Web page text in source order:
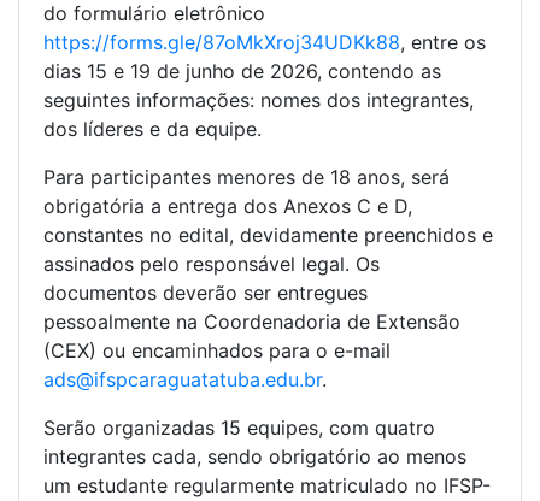
do formulário eletrônico
https://forms.gle/87oMkXroj34UDKk88, entre os
dias 15 e 19 de junho de 2026, contendo as
seguintes informações: nomes dos integrantes,
dos líderes e da equipe.
Para participantes menores de 18 anos, será
obrigatória a entrega dos Anexos C e D,
constantes no edital, devidamente preenchidos e
assinados pelo responsável legal. Os
documentos deverão ser entregues
pessoalmente na Coordenadoria de Extensão
(CEX) ou encaminhados para o e-mail
ads@ifspcaraguatatuba.edu.br.
Serão organizadas 15 equipes, com quatro
integrantes cada, sendo obrigatório ao menos
um estudante regularmente matriculado no IFSP-